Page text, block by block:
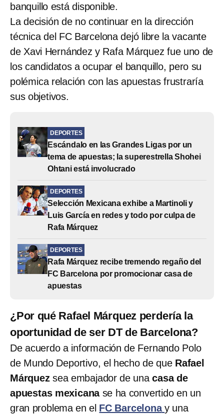
banquillo está disponible.
La decisión de no continuar en la dirección
técnica del FC Barcelona dejó libre la vacante
de Xavi Hernández y Rafa Márquez fue uno de
los candidatos a ocupar el banquillo, pero su
polémica relación con las apuestas frustraría
sus objetivos.
DEPORTES
Escándalo en las Grandes Ligas por un
tema de apuestas; la superestrella Shohei
Ohtani está involucrado
DEPORTES
Selección Mexicana exhibe a Martinoli y
Luis García en redes y todo por culpa de
Rafa Márquez
DEPORTES
Rafa Márquez recibe tremendo regaño del
FC Barcelona por promocionar casa de
apuestas
¿Por qué Rafael Márquez perdería la
oportunidad de ser DT de Barcelona?
De acuerdo a información de Fernando Polo
de Mundo Deportivo, el hecho de que Rafael
Márquez sea embajador de unacasa de
apuestas mexicana se ha convertido en un
gran problema en el FC Barcelona y una